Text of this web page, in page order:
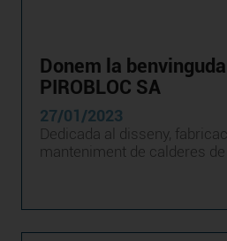
Donem la
PIROBLOC SA
27/01/2023
Dedicada al disseny,
manteniment de calderes de